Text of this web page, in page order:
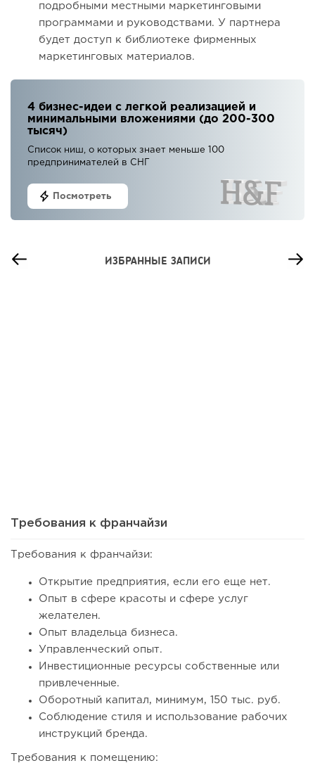
подробными местными маркетинговыми
программами и руководствами. У партнера
будет доступ к библиотеке фирменных
маркетинговых материалов.
4 бизнес-идеи с легкой реализацией и
минимальными вложениями (до 200-300
тысяч)
Список ниш, о которых знает меньше 100
предпринимателей в СНГ
Посмотреть
ИЗБРАННЫЕ ЗАПИСИ
47
Coffee Way приступил к масштабированию собственной
модели производства...
Требования к франчайзи
Требования к франчайзи:
Открытие предприятия, если его еще нет.
Опыт в сфере красоты и сфере услуг
желателен.
Опыт владельца бизнеса.
Управленческий опыт.
Инвестиционные ресурсы собственные или
привлеченные.
Оборотный капитал, минимум, 150 тыс. руб.
Соблюдение стиля и использование рабочих
инструкций бренда.
Требования к помещению: